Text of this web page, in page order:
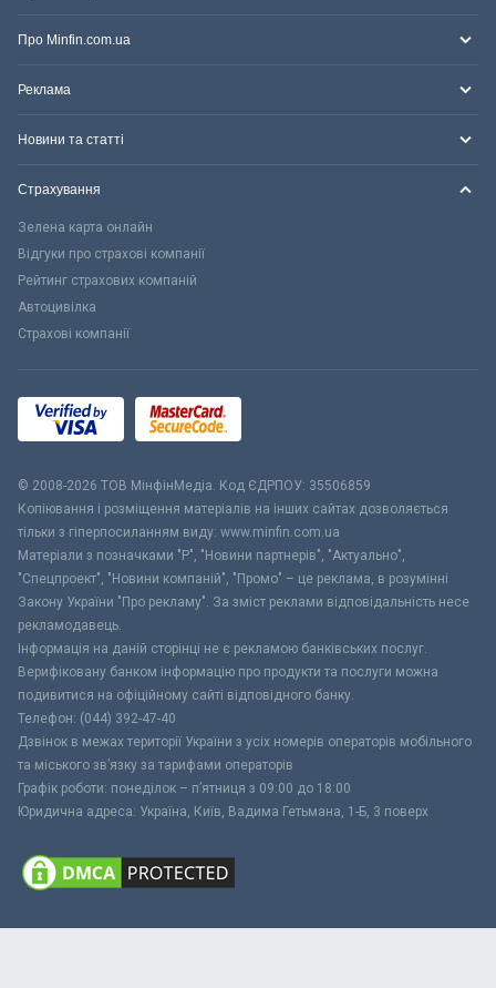
Про Minfin.com.ua
Реклама
Новини та статті
Страхування
Зелена карта онлайн
Відгуки про страхові компанії
Рейтинг страхових компаній
Автоцивілка
Страхові компанії
© 2008-2026 ТОВ МiнфiнМедiа. Код ЄДРПОУ: 35506859
Копіювання і розміщення матеріалів на інших сайтах дозволяється
тільки з гіперпосиланням виду: www.minfin.com.ua
Матеріали з позначками "Р", "Новини партнерів", "Актуально",
"Спецпроект", "Новини компаній", "Промо" – це реклама, в розумінні
Закону України "Про рекламу". За зміст реклами відповідальність несе
рекламодавець.
Інформація на даній сторінці не є рекламою банківських послуг.
Верифіковану банком інформацію про продукти та послуги можна
подивитися на офіційному сайті відповідного банку.
Телефон: (044) 392-47-40
Дзвінок в межах території України з усіх номерів операторів мобільного
та міського зв’язку за тарифами операторів
Графік роботи: понеділок – п’ятниця з 09:00 до 18:00
Юридична адреса: Україна, Київ, Вадима Гетьмана, 1-Б, 3 поверх